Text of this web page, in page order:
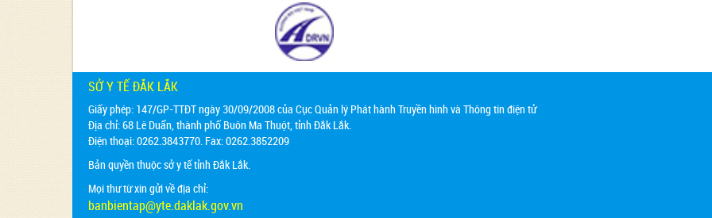
SỞ Y TẾ ĐẮK LẮK
Giấy phép: 147/GP-TTĐT ngày 30/09/2008 của Cục Quản lý Phát hành Truyền hình và Thông tin điện tử
Địa chỉ:68 Lê Duẩn, thành phố Buôn Ma Thuột, tỉnh Đắk Lắk.
Điện thoại: 0262.3843770. Fax: 0262.3852209
Bản quyền thuộc sở y tế tỉnh Đắk Lắk.
Mọi thư từ xin gửi về địa chỉ:
banbientap@yte.daklak.gov.vn